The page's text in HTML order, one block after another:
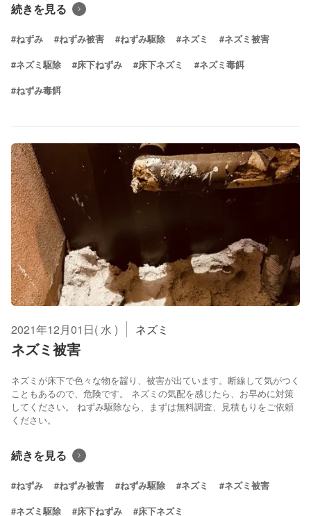
続きを見る
#ねずみ #ねずみ被害 #ねずみ駆除 #ネズミ #ネズミ被害
#ネズミ駆除 #床下ねずみ #床下ネズミ #ネズミ毒餌
#ねずみ毒餌
2021年12月01日( 水 ) ネズミ
ネズミ被害
ネズミが床下で色々な物を齧り、被害が出ています。断線して気がつく
こともあるので、危険です。 ネズミの気配を感じたら、お早めに対策
してください。 ねずみ駆除なら、まずは無料調査、見積もりをご依頼
ください。
続きを見る
#ねずみ #ねずみ被害 #ねずみ駆除 #ネズミ #ネズミ被害
#ネズミ駆除 #床下ねずみ #床下ネズミ